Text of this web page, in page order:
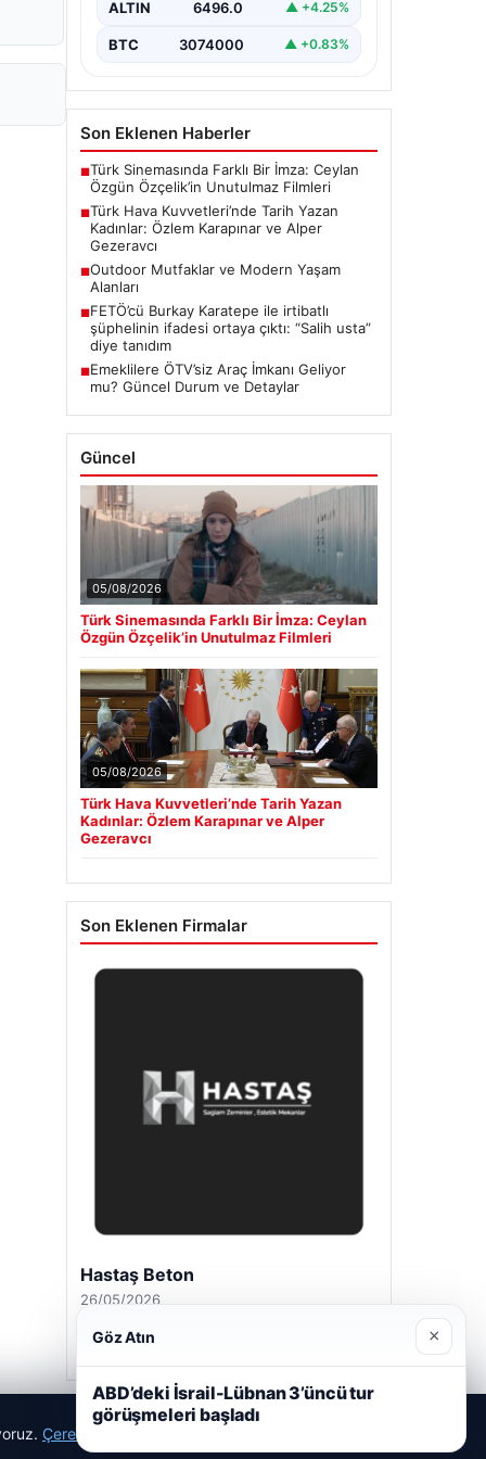
ALTIN 6496.0 ▲ +4.25%
BTC 3074000 ▲ +0.83%
Son Eklenen Haberler
■Türk Sinemasında Farklı Bir İmza: Ceylan
Özgün Özçelik’in Unutulmaz Filmleri
■Türk Hava Kuvvetleri’nde Tarih Yazan
Kadınlar: Özlem Karapınar ve Alper
Gezeravcı
■Outdoor Mutfaklar ve Modern Yaşam
Alanları
■FETÖ’cü Burkay Karatepe ile irtibatlı
şüphelinin ifadesi ortaya çıktı: “Salih usta”
diye tanıdım
■Emeklilere ÖTV’siz Araç İmkanı Geliyor
mu? Güncel Durum ve Detaylar
Güncel
05/08/2026
Türk Sinemasında Farklı Bir İmza: Ceylan
Özgün Özçelik’in Unutulmaz Filmleri
05/08/2026
Türk Hava Kuvvetleri’nde Tarih Yazan
Kadınlar: Özlem Karapınar ve Alper
Gezeravcı
Son Eklenen Firmalar
Hastaş Beton
26/05/2026
Çerez Politikamız
Göz Atın ×
ABD’deki İsrail-Lübnan 3’üncü tur
görüşmeleri başladı